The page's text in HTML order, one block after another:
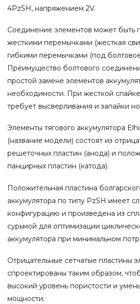
4PzSH, напряжением 2V.
Соединение элементов может быть
жесткими перемычками (жесткая
гибкими перемычками (под
Преимущество болтового
простой замене элементов
необходимости. При жесткой
требует высверливания и запайки
Элементы тягового аккумулятора
(название модели) состоят из
решеточных пластин (анода) и
панцирных пластин (катода).
Положительная пластина
аккумулятора по типу PzSH имеет
конфигурацию и произведена из
сурьмой для оптимизации
аккумулятора при минимальном
Отрицательные сетчатые пластины
спроектированы таким образом,
высокий уровень пористости и
мощности.